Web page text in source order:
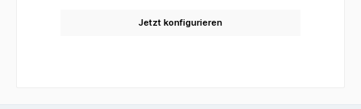
verwechseln mit Harald "Toni" Schumacher, stand
Jetzt konfigurieren